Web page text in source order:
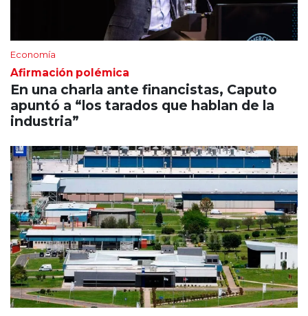
Economía
Afirmación polémica
En una charla ante financistas, Caputo
apuntó a “los tarados que hablan de la
industria”